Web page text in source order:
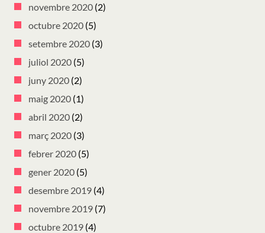
novembre 2020 (2)
octubre 2020 (5)
setembre 2020 (3)
juliol 2020 (5)
juny 2020 (2)
maig 2020 (1)
abril 2020 (2)
març 2020 (3)
febrer 2020 (5)
gener 2020 (5)
desembre 2019 (4)
novembre 2019 (7)
octubre 2019 (4)